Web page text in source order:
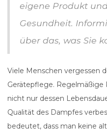
eigene Produkt
Gesundheit.
über das, was Sie
Viele Menschen vergessen
Gerätepflege. Regelmäßige
nicht nur dessen
Qualität des Dampfes
bedeutet, dass man keine